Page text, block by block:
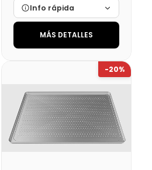
Info rápida
Marca
Cargando…
Cargando…
981,55 €
MÁS DETALLES
-20%